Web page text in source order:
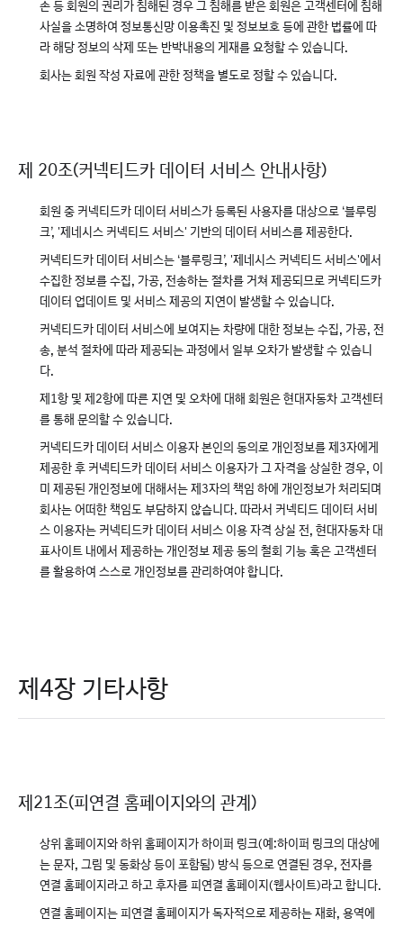
손 등 회원의 권리가 침해된 경우 그 침해를 받은 회원은 고객센터에 침해
사실을 소명하여 정보통신망 이용촉진 및 정보보호 등에 관한 법률에 따
라 해당 정보의 삭제 또는 반박내용의 게재를 요청할 수 있습니다.
회사는 회원 작성 자료에 관한 정책을 별도로 정할 수 있습니다.
제 20조(커넥티드카 데이터 서비스 안내사항)
회원 중 커넥티드카 데이터 서비스가 등록된 사용자를 대상으로 ‘블루링
크’, '제네시스 커넥티드 서비스' 기반의 데이터 서비스를 제공한다.
커넥티드카 데이터 서비스는 ‘블루링크’, '제네시스 커넥티드 서비스'에서
수집한 정보를 수집, 가공, 전송하는 절차를 거쳐 제공되므로 커넥티드카
데이터 업데이트 및 서비스 제공의 지연이 발생할 수 있습니다.
커넥티드카 데이터 서비스에 보여지는 차량에 대한 정보는 수집, 가공, 전
송, 분석 절차에 따라 제공되는 과정에서 일부 오차가 발생할 수 있습니
다.
제1항 및 제2항에 따른 지연 및 오차에 대해 회원은 현대자동차 고객센터
를 통해 문의할 수 있습니다.
커넥티드카 데이터 서비스 이용자 본인의 동의로 개인정보를 제3자에게
제공한 후 커넥티드카 데이터 서비스 이용자가 그 자격을 상실한 경우, 이
미 제공된 개인정보에 대해서는 제3자의 책임 하에 개인정보가 처리되며
회사는 어떠한 책임도 부담하지 않습니다. 따라서 커넥티드 데이터 서비
스 이용자는 커넥티드카 데이터 서비스 이용 자격 상실 전, 현대자동차 대
표사이트 내에서 제공하는 개인정보 제공 동의 철회 기능 혹은 고객센터
를 활용하여 스스로 개인정보를 관리하여야 합니다.
제4장 기타사항
제21조(피연결 홈페이지와의 관계)
상위 홈페이지와 하위 홈페이지가 하이퍼 링크(예:하이퍼 링크의 대상에
는 문자, 그림 및 동화상 등이 포함됨) 방식 등으로 연결된 경우, 전자를
연결 홈페이지라고 하고 후자를 피연결 홈페이지(웹사이트)라고 합니다.
연결 홈페이지는 피연결 홈페이지가 독자적으로 제공하는 재화, 용역에